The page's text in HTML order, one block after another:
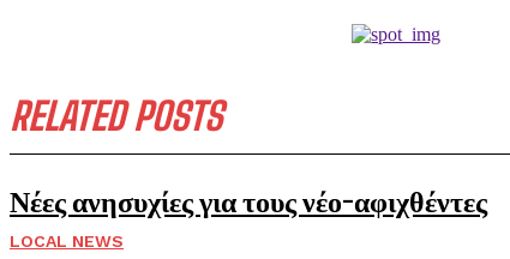
RELATED POSTS
Νέες ανησυχίες για τους νέο-αφιχθέντες
LOCAL NEWS